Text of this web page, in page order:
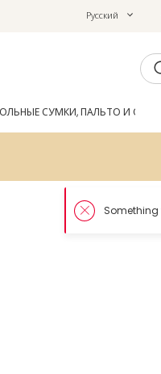
Русский
СУМКИ, ПАЛЬТО И ОБУВЬ